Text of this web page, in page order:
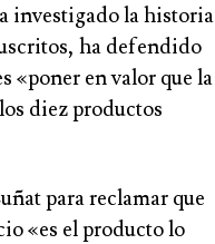
investigado la historia
ha defendido
«poner en valor que la
diez productos
para reclamar que
«es el producto lo